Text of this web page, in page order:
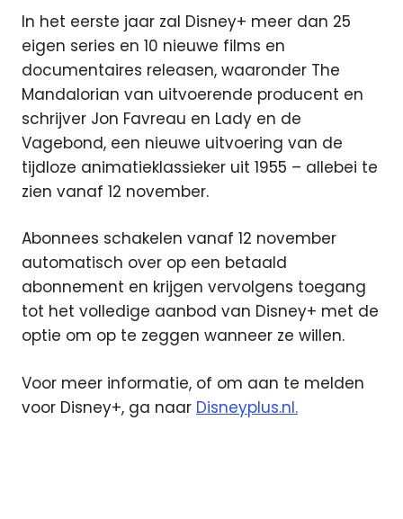
In het eerste jaar zal Disney+ meer dan 25
eigen series en 10 nieuwe films en
documentaires releasen, waaronder The
Mandalorian van uitvoerende producent en
schrijver Jon Favreau en Lady en de
Vagebond, een nieuwe uitvoering van de
tijdloze animatieklassieker uit 1955 – allebei te
zien vanaf 12 november.
Abonnees schakelen vanaf 12 november
automatisch over op een betaald
abonnement en krijgen vervolgens toegang
tot het volledige aanbod van Disney+ met de
optie om op te zeggen wanneer ze willen.
Voor meer informatie, of om aan te melden
voor Disney+, ga naar Disneyplus.nl.